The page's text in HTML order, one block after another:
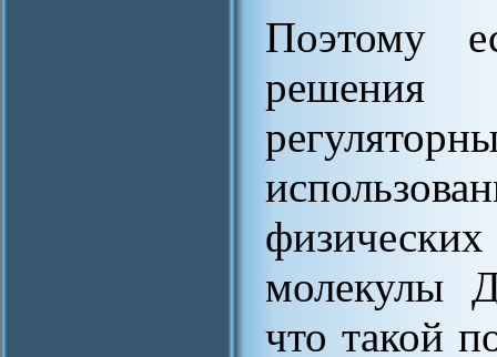
Поэтому
решения
молекулы
что такой